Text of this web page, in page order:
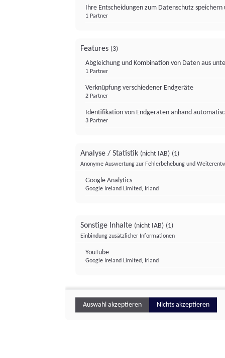
Ihre Entscheidungen zum Datenschutz
1 Partner
Features (3)
Abgleichung und Kombination von Daten aus
1 Partner
Verknüpfung verschiedener Endgeräte
2 Partner
Identifikation von Endgeräten anhand
3 Partner
Analyse / Statistik (nicht IAB) (1)
Anonyme Auswertung zur Fehlerbehebung und
Google Analytics
Google Ireland Limited, Irland
Sonstige Inhalte (nicht IAB) (1)
Einbindung zusätzlicher Informationen
YouTube
Google Ireland Limited, Irland
Auswahl akzeptieren Nichts akzeptieren